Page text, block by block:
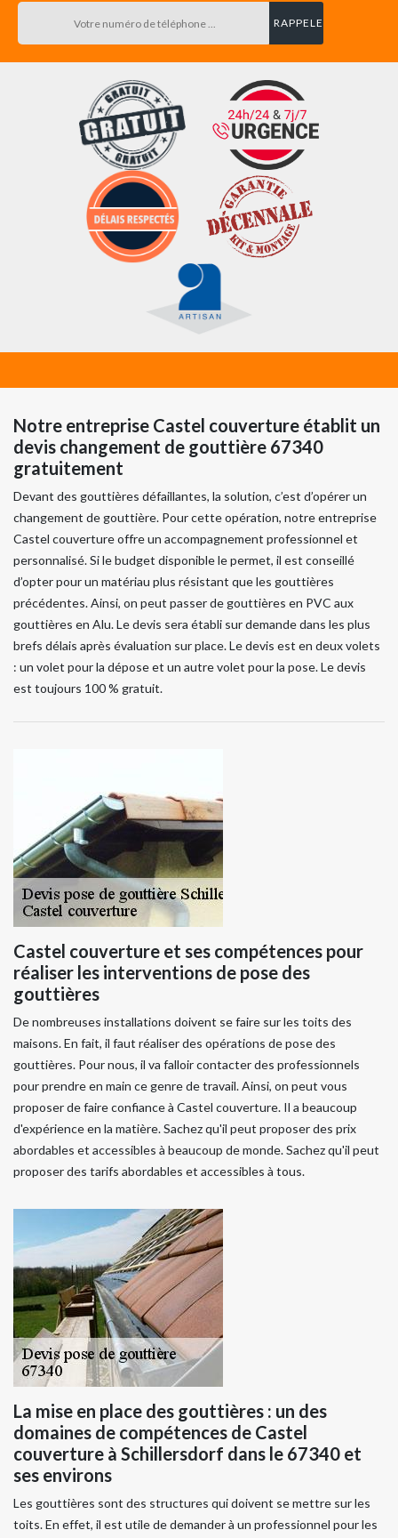
Notre entreprise Castel couverture établit un
devis changement de gouttière 67340
gratuitement
Devant des gouttières défaillantes, la solution, c’est d’opérer un
changement de gouttière. Pour cette opération, notre entreprise
Castel couverture offre un accompagnement professionnel et
personnalisé. Si le budget disponible le permet, il est conseillé
d’opter pour un matériau plus résistant que les gouttières
précédentes. Ainsi, on peut passer de gouttières en PVC aux
gouttières en Alu. Le devis sera établi sur demande dans les plus
brefs délais après évaluation sur place. Le devis est en deux volets
: un volet pour la dépose et un autre volet pour la pose. Le devis
est toujours 100 % gratuit.
Castel couverture et ses compétences pour
réaliser les interventions de pose des
gouttières
De nombreuses installations doivent se faire sur les toits des
maisons. En fait, il faut réaliser des opérations de pose des
gouttières. Pour nous, il va falloir contacter des professionnels
pour prendre en main ce genre de travail. Ainsi, on peut vous
proposer de faire confiance à Castel couverture. Il a beaucoup
d'expérience en la matière. Sachez qu'il peut proposer des prix
abordables et accessibles à beaucoup de monde. Sachez qu'il peut
proposer des tarifs abordables et accessibles à tous.
La mise en place des gouttières : un des
domaines de compétences de Castel
couverture à Schillersdorf dans le 67340 et
ses environs
Les gouttières sont des structures qui doivent se mettre sur les
toits. En effet, il est utile de demander à un professionnel pour les